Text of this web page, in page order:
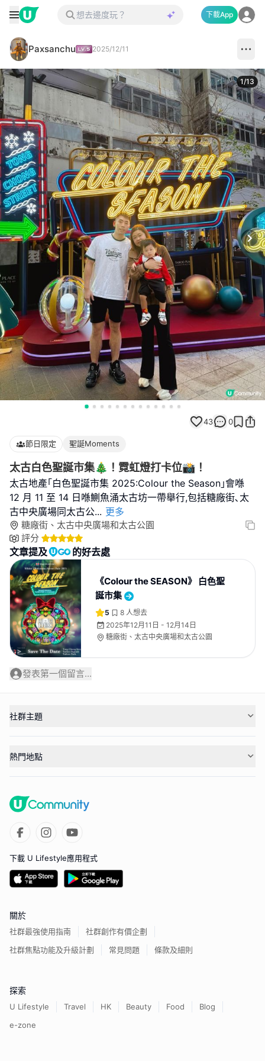
下載App
Paxsanchu 2025/12/11
1/13
43 0
節日限定 聖誕Moments
太古白色聖誕市集🎄！霓虹燈打卡位📸！
太古地產｢白色聖誕市集 2025:Colour the Season｣會喺
12 月 11 至 14 日喺鰂魚涌太古坊一帶舉行,包括糖廠街､太
古中央廣場同太古公... 更多
糖廠街、太古中央廣場和太古公園
評分
文章提及 的好去處
《Colour the SEASON》 白色聖
誕市集
5 8 人想去
2025年12月11日 - 12月14日
糖廠街、太古中央廣場和太古公園
發表第一個留言...
社群主題
熱門地點
下載 U Lifestyle應用程式
關於
社群最強使用指南
社群創作有價企劃
社群焦點功能及升級計劃
常見問題 條款及細則
探索
U Lifestyle Travel HK Beauty Food
Blog
e-zone